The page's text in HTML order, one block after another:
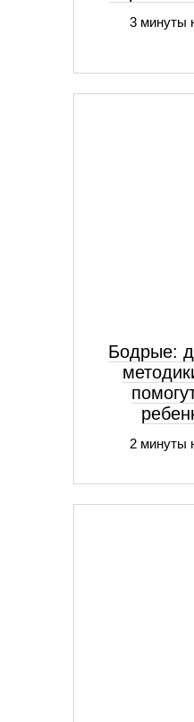
3 минуты
Бодрые:
2 минуты